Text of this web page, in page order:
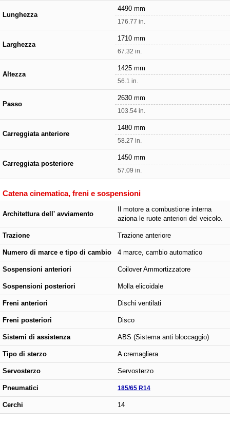
Lunghezza
4490 mm
176.77 in.
Larghezza
1710 mm
67.32 in.
Altezza
1425 mm
56.1 in.
Passo
2630 mm
103.54 in.
Carreggiata anteriore
1480 mm
58.27 in.
Carreggiata posteriore
1450 mm
57.09 in.
Catena cinematica, freni e sospensioni
Architettura dell' avviamento
Il motore a combustione interna
aziona le ruote anteriori del veicolo.
Trazione Trazione anteriore
Numero di marce e tipo di cambio 4 marce, cambio automatico
Sospensioni anteriori Coilover Ammortizzatore
Sospensioni posteriori Molla elicoidale
Freni anteriori Dischi ventilati
Freni posteriori Disco
Sistemi di assistenza ABS (Sistema anti bloccaggio)
Tipo di sterzo A cremagliera
Servosterzo Servosterzo
Pneumatici 185/65 R14
Cerchi 14